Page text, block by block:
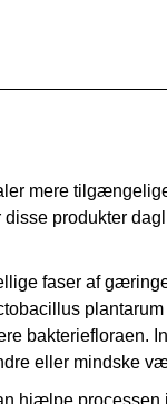
mere
produkter
faser af
bakteriefloraen.
eller mindske